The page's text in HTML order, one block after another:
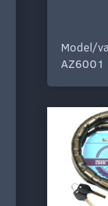
Model/
AZ6001